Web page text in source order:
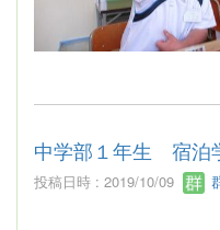
中学部１年生 宿泊
投稿日時 : 2019/10/09